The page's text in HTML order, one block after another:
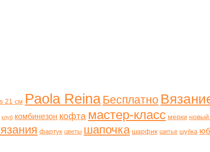
21 см Paola Reina Бесплатно
клуб комбинезон кофта мастер-класс мерки новый
фартук цветы шапочка шарфик шитье шубка